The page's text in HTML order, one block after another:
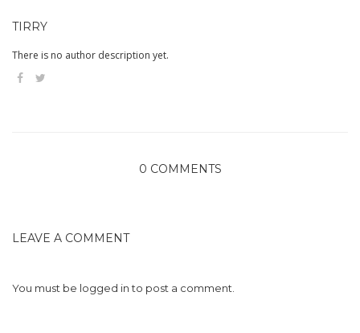
TIRRY
There is no author description yet.
0 COMMENTS
LEAVE A COMMENT
You must be logged into post a comment.